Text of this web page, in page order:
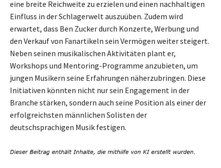
eine breite Reichweite zu erzielen und einen nachhaltigen
Einfluss in der Schlagerwelt auszuüben. Zudem wird
erwartet, dass Ben Zucker durch Konzerte, Werbung und
den Verkauf von Fanartikeln sein Vermögen weiter steigert.
Neben seinen musikalischen Aktivitäten plant er,
Workshops und Mentoring-Programme anzubieten, um
jungen Musikern seine Erfahrungen näherzubringen. Diese
Initiativen könnten nicht nur sein Engagement in der
Branche stärken, sondern auch seine Position als einer der
erfolgreichsten männlichen Solisten der
deutschsprachigen Musik festigen.